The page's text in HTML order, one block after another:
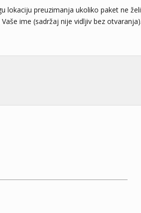
lokaciju preuzimanja ukoliko paket ne
ime (sadržaj nije vidljiv bez otvaranja).